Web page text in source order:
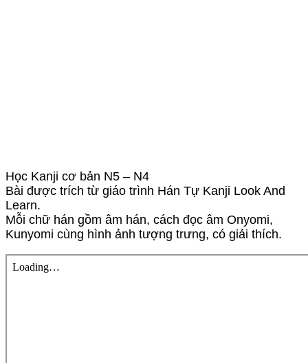
Học Kanji cơ bản N5 – N4
Bài được trích từ giáo trình Hán Tự Kanji Look And
Learn.
Mỗi chữ hán gồm âm hán, cách đọc âm Onyomi,
Kunyomi cùng hình ảnh tượng trưng, có giải thích.